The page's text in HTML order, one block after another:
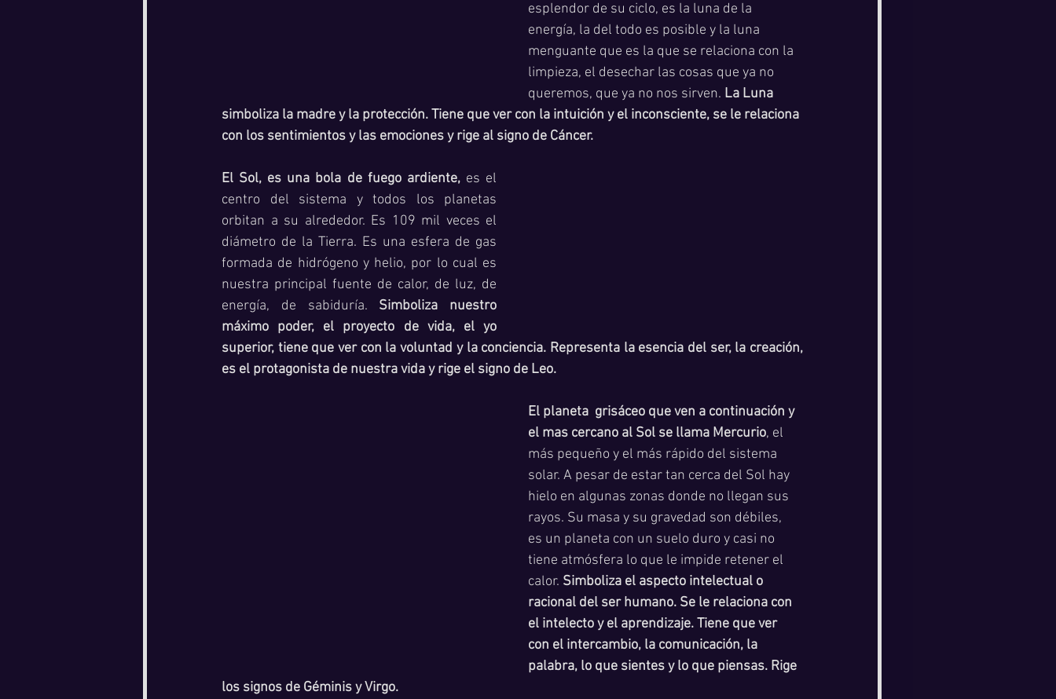
esplendor de su ciclo, es la luna de la
energía, la del todo es posible y la luna
menguante que es la que se relaciona con la
limpieza, el desechar las cosas que ya no
queremos, que ya no nos sirven. La Luna
simboliza la madre y la protección. Tiene que ver con la intuición y el inconsciente, se le relaciona
con los sentimientos y las emociones y rige al signo de Cáncer.
El Sol, es una bola de fuego ardiente, es el
centro del sistema y todos los planetas
orbitan a su alrededor. Es 109 mil veces el
diámetro de la Tierra. Es una esfera de gas
formada de hidrógeno y helio, por lo cual es
nuestra principal fuente de calor, de luz, de
energía, de sabiduría. Simboliza nuestro
máximo poder, el proyecto de vida, el yo
superior, tiene que ver con la voluntad y la conciencia. Representa la esencia del ser, la creación,
es el protagonista de nuestra vida y rige el signo de Leo.
El planeta  grisáceo que ven a continuación y
el mas cercano al Sol se llama Mercurio, el
más pequeño y el más rápido del sistema
solar. A pesar de estar tan cerca del Sol hay
hielo en algunas zonas donde no llegan sus
rayos. Su masa y su gravedad son débiles,
es un planeta con un suelo duro y casi no
tiene atmósfera lo que le impide retener el
calor. Simboliza el aspecto intelectual o
racional del ser humano. Se le relaciona con
el intelecto y el aprendizaje. Tiene que ver
con el intercambio, la comunicación, la
palabra, lo que sientes y lo que piensas. Rige
los signos de Géminis y Virgo.